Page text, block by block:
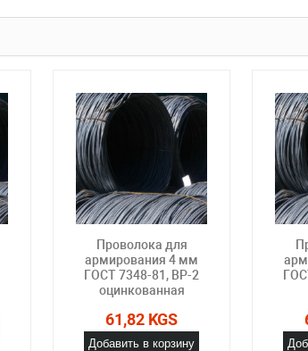
Проволока для
армирования 4 мм
ГОСТ 7348-81, ВР-2
оцинкованная
61,82 KGS
Добавить в корзину